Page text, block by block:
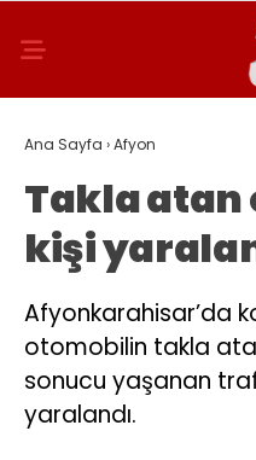
Ana Sayfa ›Afyon
Takla atan
kişi
Afyonkarahisar’da
otomobilin takla
sonucu yaşanan
yaralandı.